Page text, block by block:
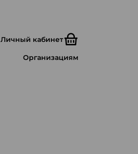
Личный кабинет
Организациям